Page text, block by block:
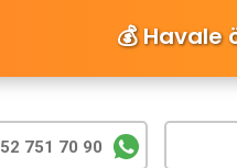
💰 Havale
751 70 90